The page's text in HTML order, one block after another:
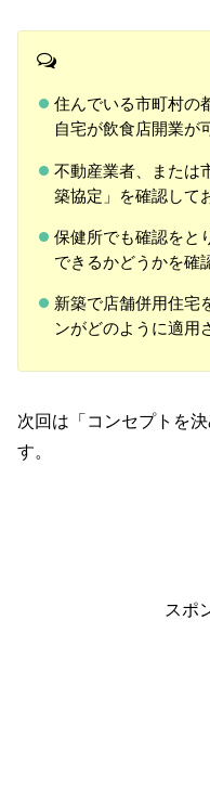
住んでいる市町村の
自宅が飲食店開業が
不動産業者、または
築協定」を確認して
保健所でも確認をと
できるかどうかを確
新築で店舗併用住宅
ンがどのように適用
次回は「コンセプトを
す。
スポ